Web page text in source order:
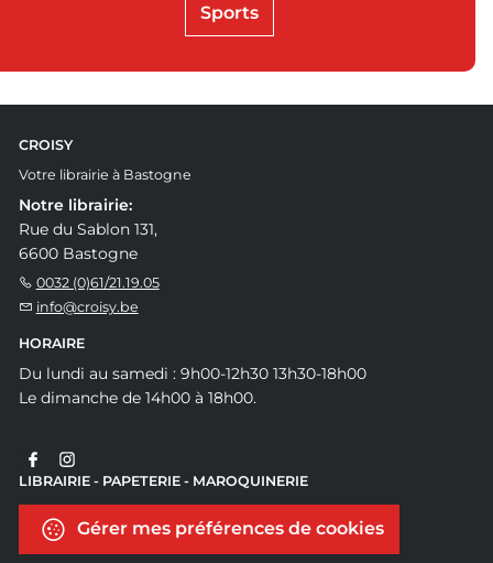
Sports
CROISY
Votre librairie à Bastogne
Notre librairie:
Rue du Sablon 131,
6600 Bastogne
0032 (0)61/21.19.05
info@croisy.be
HORAIRE
Du lundi au samedi : 9h00-12h30 13h30-18h00
Le dimanche de 14h00 à 18h00.
LIBRAIRIE - PAPETERIE - MAROQUINERIE
Gérer mes préférences de cookies